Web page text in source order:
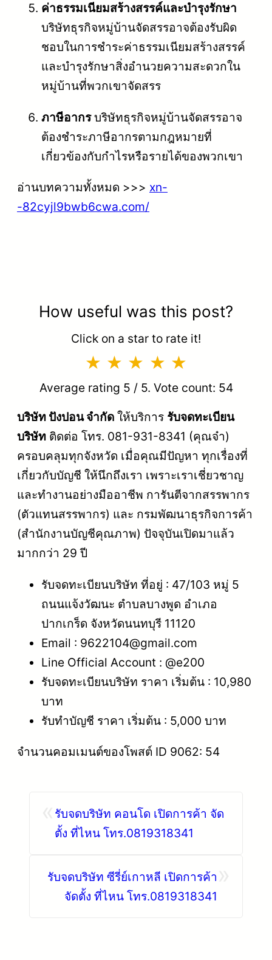
ค่าธรรมเนียมสร้างสรรค์และบำรุงรักษา
บริษัทธุรกิจหมู่บ้านจัดสรรอาจต้องรับผิด
ชอบในการชำระค่าธรรมเนียมสร้างสรรค์
และบำรุงรักษาสิ่งอำนวยความสะดวกใน
หมู่บ้านที่พวกเขาจัดสรร
ภาษีอากรบริษัทธุรกิจหมู่บ้านจัดสรรอาจ
ต้องชำระภาษีอากรตามกฎหมายที่
เกี่ยวข้องกับกำไรหรือรายได้ของพวกเขา
อ่านบทความทั้งหมด >>> xn-
-82cyjl9bwb6cwa.com/
How useful was this post?
Click on a star to rate it!
Average rating 5 / 5. Vote count: 54
บริษัท ปังปอน จำกัด ให้บริการ รับจดทะเบียน
บริษัท ติดต่อ โทร. 081-931-8341 (คุณจ๋า)
ครอบคลุมทุกจังหวัด เมื่อคุณมีปัญหา ทุกเรื่องที่
เกี่ยวกับบัญชี ให้นึกถึงเรา เพราะเราเชี่ยวชาญ
และทำงานอย่างมืออาชีพ การันตีจากสรรพากร
(ตัวแทนสรรพากร) และ กรมพัฒนาธุรกิจการค้า
(สำนักงานบัญชีคุณภาพ) ปัจจุบันเปิดมาแล้ว
มากกว่า 29 ปี
รับจดทะเบียนบริษัท ที่อยู่ : 47/103 หมู่ 5
ถนนแจ้งวัฒนะ ตำบลบางพูด อำเภอ
ปากเกร็ด จังหวัดนนทบุรี 11120
Email : 9622104@gmail.com
Line Official Account : @e200
รับจดทะเบียนบริษัท ราคา เริ่มต้น : 10,980
บาท
รับทำบัญชี ราคา เริ่มต้น : 5,000 บาท
จำนวนคอมเมนต์ของโพสต์ ID 9062: 54
รับจดบริษัท คอนโด เปิดการค้า จัด
ตั้ง ที่ไหน โทร.0819318341
รับจดบริษัท ซีรี่ย์เกาหลี เปิดการค้า
จัดตั้ง ที่ไหน โทร.0819318341